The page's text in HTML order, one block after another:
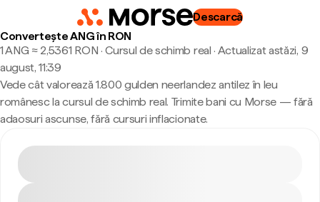
Descarcă
Convertește ANG în RON
1 ANG ≈ 2,5361 RON · Cursul de schimb real · Actualizat astăzi, 9
august, 11:39
Vede cât valorează 1.800 gulden neerlandez antilez în leu
românesc la cursul de schimb real. Trimite bani cu Morse — fără
adaosuri ascunse, fără cursuri inflacionate.